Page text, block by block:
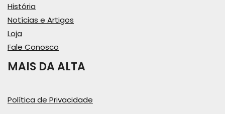
História
Notícias e Artigos
Loja
Fale Conosco
MAIS DA ALTA
Política de Privacidade